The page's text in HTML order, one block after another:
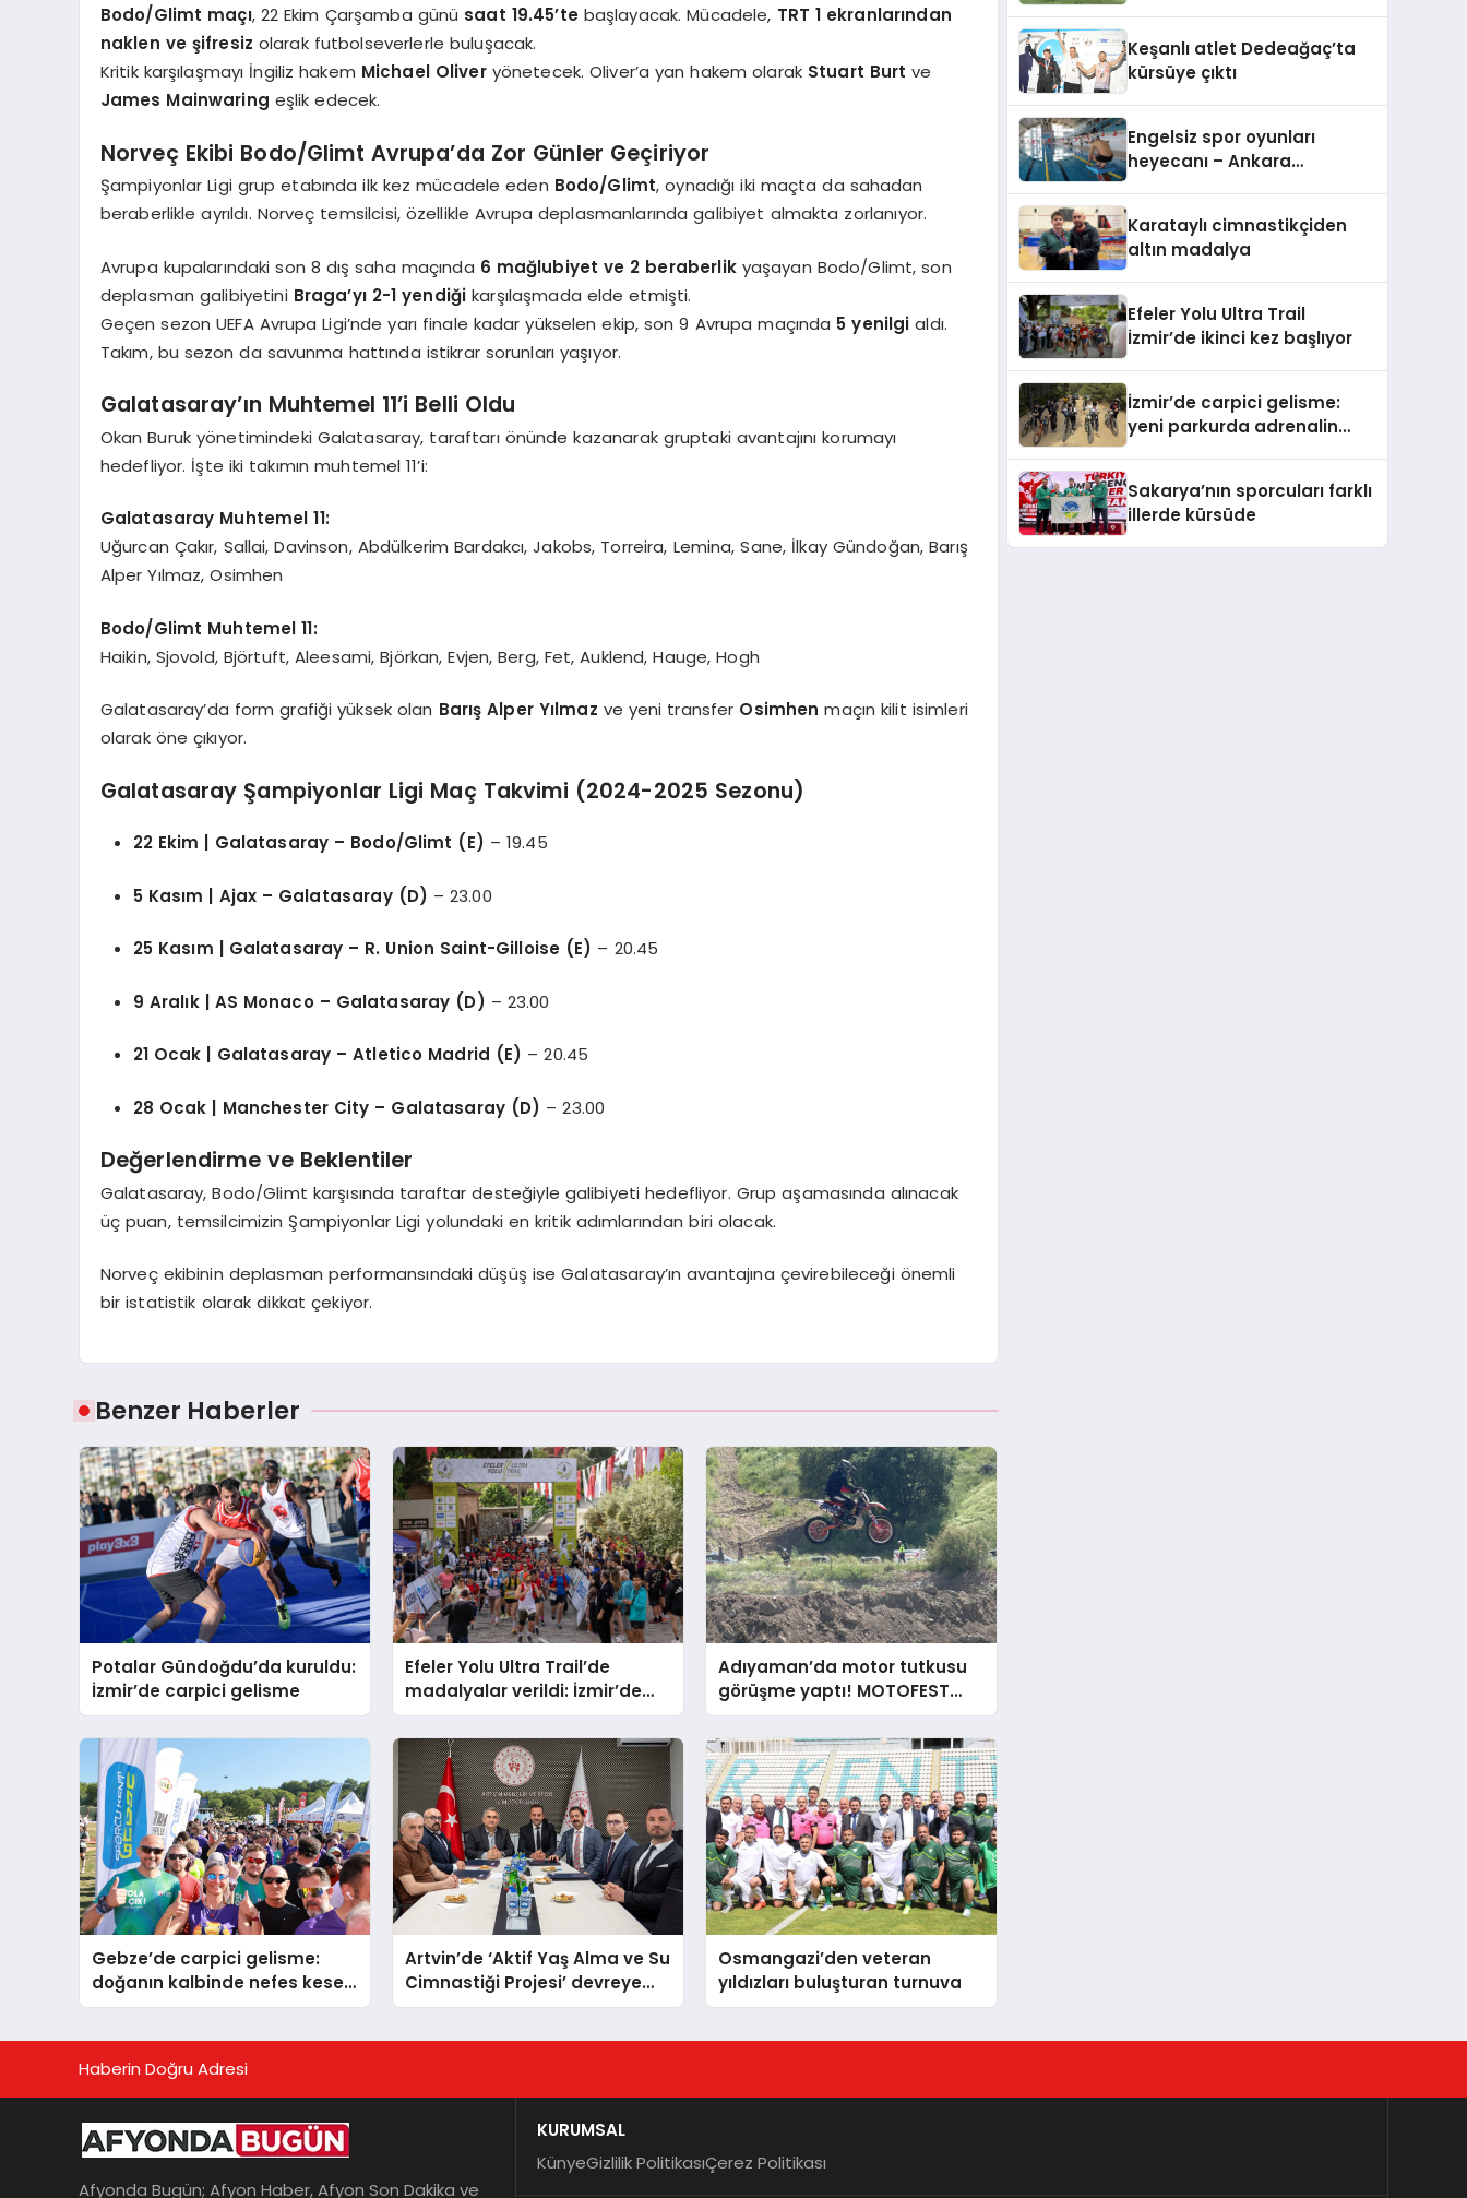
Bodo/Glimt maçı, 22 Ekim Çarşamba günü saat 19.45’tebaşlayacak. Mücadele, TRT 1 ekranlarından
naklen ve şifresiz olarak futbolseverlerle buluşacak.
Kritik karşılaşmayı İngiliz hakem Michael Oliveryönetecek. Oliver’a yan hakem olarak Stuart Burt ve
James Mainwaring eşlik edecek.
Norveç Ekibi Bodo/Glimt Avrupa’da Zor Günler Geçiriyor
Şampiyonlar Ligi grup etabında ilk kez mücadele eden Bodo/Glimt, oynadığı iki maçta da sahadan
beraberlikle ayrıldı. Norveç temsilcisi, özellikle Avrupa deplasmanlarında galibiyet almakta zorlanıyor.
Avrupa kupalarındaki son 8 dış saha maçında 6 mağlubiyet ve 2 beraberlikyaşayan Bodo/Glimt, son
deplasman galibiyetini Braga’yı 2-1 yendiği karşılaşmada elde etmişti.
Geçen sezon UEFA Avrupa Ligi’nde yarı finale kadar yükselen ekip, son 9 Avrupa maçında 5 yenilgi aldı.
Takım, bu sezon da savunma hattında istikrar sorunları yaşıyor.
Galatasaray’ın Muhtemel 11’i Belli Oldu
Okan Buruk yönetimindeki Galatasaray, taraftarı önünde kazanarak gruptaki avantajını korumayı
hedefliyor. İşte iki takımın muhtemel 11’i:
Galatasaray Muhtemel 11:
Uğurcan Çakır, Sallai, Davinson, Abdülkerim Bardakcı, Jakobs, Torreira, Lemina, Sane, İlkay Gündoğan, Barış
Alper Yılmaz, Osimhen
Bodo/Glimt Muhtemel 11:
Haikin, Sjovold, Björtuft, Aleesami, Björkan, Evjen, Berg, Fet, Auklend, Hauge, Hogh
Galatasaray’da form grafiği yüksek olan Barış Alper Yılmaz ve yeni transfer Osimhen maçın kilit isimleri
olarak öne çıkıyor.
Galatasaray Şampiyonlar Ligi Maç Takvimi (2024-2025 Sezonu)
22 Ekim | Galatasaray – Bodo/Glimt (E) – 19.45
5 Kasım | Ajax – Galatasaray (D) – 23.00
25 Kasım | Galatasaray – R. Union Saint-Gilloise (E) – 20.45
9 Aralık | AS Monaco – Galatasaray (D) – 23.00
21 Ocak | Galatasaray – Atletico Madrid (E) – 20.45
28 Ocak | Manchester City – Galatasaray (D) – 23.00
Değerlendirme ve Beklentiler
Galatasaray, Bodo/Glimt karşısında taraftar desteğiyle galibiyeti hedefliyor. Grup aşamasında alınacak
üç puan, temsilcimizin Şampiyonlar Ligi yolundaki en kritik adımlarından biri olacak.
Norveç ekibinin deplasman performansındaki düşüş ise Galatasaray’ın avantajına çevirebileceği önemli
bir istatistik olarak dikkat çekiyor.
Benzer Haberler
Potalar Gündoğdu’da kuruldu:
İzmir’de carpici gelisme
Efeler Yolu Ultra Trail’de
madalyalar verildi: İzmir’de
carpici gelisme
Adıyaman’da motor tutkusu
görüşme yaptı! MOTOFEST
2026’ya yoğun ilgi
Gebze’de carpici gelisme:
doğanın kalbinde nefes kesen
yarış
Artvin’de ‘Aktif Yaş Alma ve Su
Cimnastiği Projesi’ devreye
sokuldu
Osmangazi’den veteran
yıldızları buluşturan turnuva
Keşanlı atlet Dedeağaç’ta
kürsüye çıktı
Engelsiz spor oyunları
heyecanı – Ankara
Karataylı cimnastikçiden
altın madalya
Efeler Yolu Ultra Trail
İzmir’de ikinci kez başlıyor
İzmir’de carpici gelisme:
yeni parkurda adrenalin
Sakarya’nın sporcuları farklı
illerde kürsüde
Haberin Doğru Adresi
Afyonda Bugün; Afyon Haber, Afyon Son Dakika ve
KURUMSAL
KünyeGizlilik PolitikasıÇerez Politikası